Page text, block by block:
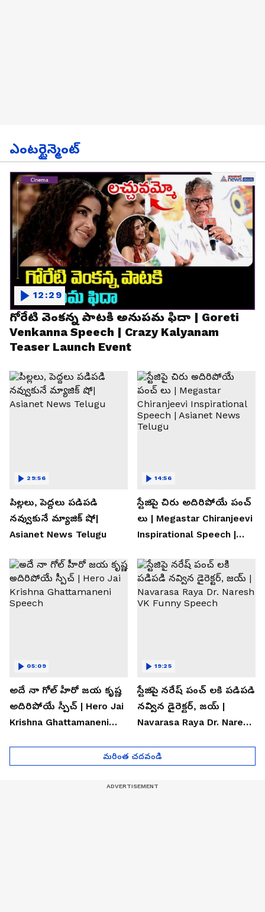
ఎంటర్టైన్మెంట్
గోరేటి వెంకన్న పాటకి అనుపమ ఫిదా | Goreti
Venkanna Speech | Crazy Kalyanam
Teaser Launch Event
12:29
పిల్లలు, పెద్దలు పడిపడి
నవ్వుకునే మ్యాజిక్ షో|
Asianet News Telugu
29:56
స్టేజిపై చిరు అదిరిపోయే పంచ్
లు | Megastar Chiranjeevi
Inspirational Speech |
14:56
అదే నా గోల్ హీరో జయ కృష్ణ
అదిరిపోయే స్పీచ్ | Hero Jai
Krishna Ghattamaneni
05:09
స్టేజిపై నరేష్ పంచ్ లకి పడిపడి
నవ్విన డైరెక్టర్, జయ్ |
Navarasa Raya Dr. Naresh
19:25
మరింత చదవండి